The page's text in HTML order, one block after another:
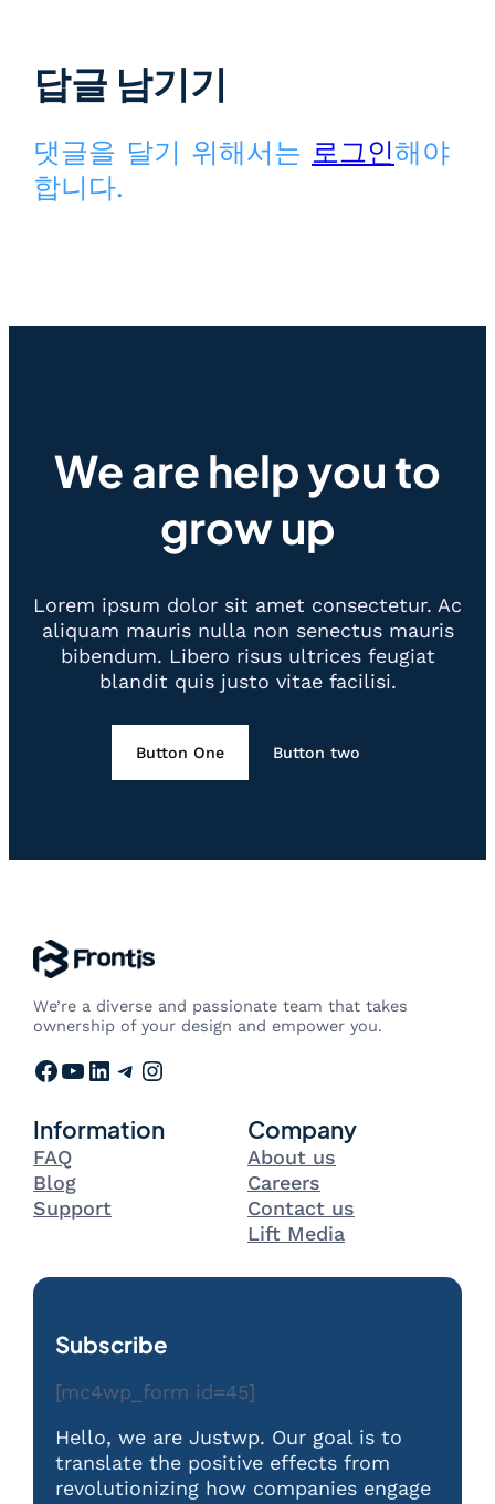
답글 남기기
댓글을 달기 위해서는 로그인해야
합니다.
We are help you to
grow up
Lorem ipsum dolor sit amet consectetur. Ac
aliquam mauris nulla non senectus mauris
bibendum. Libero risus ultrices feugiat
blandit quis justo vitae facilisi.
Button One Button two
We’re a diverse and passionate team that takes
ownership of your design and empower you.
Facebook YouTube LinkedIn Telegram Instagram
Information
FAQ
Blog
Support
Company
About us
Careers
Contact us
Lift Media
Subscribe
[mc4wp_form id=45]
Hello, we are Justwp. Our goal is to
translate the positive effects from
revolutionizing how companies engage